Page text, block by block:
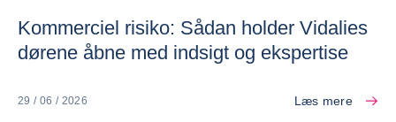
Kommerciel risiko: Sådan holder Vidalies
dørene åbne med indsigt og ekspertise
29 / 06 / 2026 Læs mere